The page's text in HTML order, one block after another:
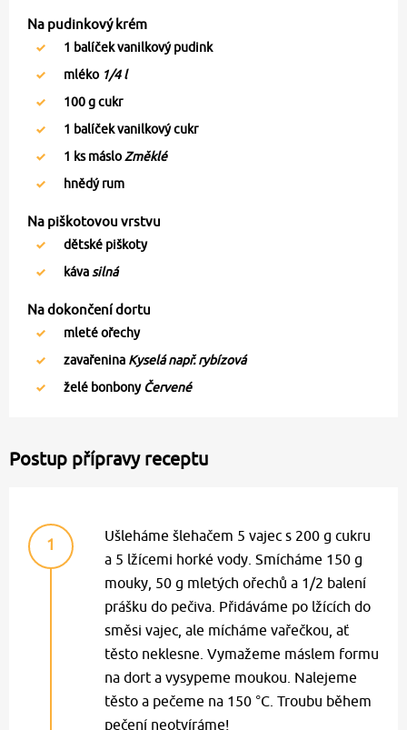
Na pudinkový krém
1 balíček vanilkový pudink
mléko 1/4 l
100g cukr
1 balíček vanilkový cukr
1 ks másloZměklé
hnědý rum
Na piškotovou vrstvu
dětské piškoty
káva silná
Na dokončení dortu
mleté ořechy
zavařenina Kyselá např. rybízová
želé bonbonyČervené
Postup přípravy receptu
1
Ušleháme šlehačem 5 vajec s 200 g cukru
a 5 lžícemi horké vody. Smícháme 150 g
mouky, 50 g mletých ořechů a 1/2 balení
prášku do pečiva. Přidáváme po lžících do
směsi vajec, ale mícháme vařečkou, ať
těsto neklesne. Vymažeme máslem formu
na dort a vysypeme moukou. Nalejeme
těsto a pečeme na 150 °C. Troubu během
pečení neotvíráme!